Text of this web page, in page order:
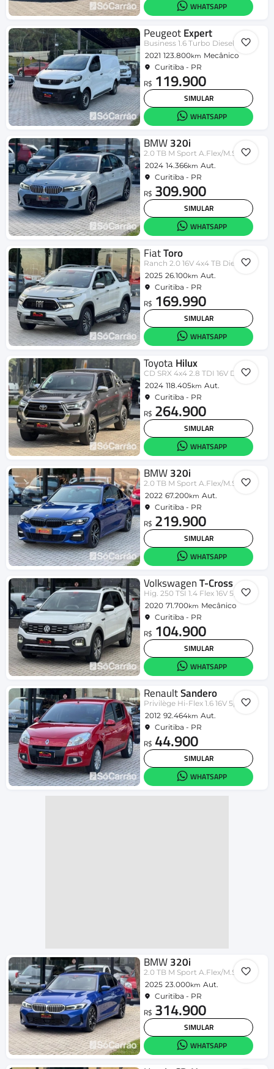
WHATSAPP
PeugeotExpert
Business 1.6 Turbo Diesel
2021 123.800km Mecânico
Curitiba - PR
R$ 119.900
SIMULAR
WHATSAPP
BMW320i
2.0 TB M Sport A.Flex/M.Sport 4p
2024 14.366km Aut.
Curitiba - PR
R$ 309.900
SIMULAR
WHATSAPP
FiatToro
Ranch 2.0 16V 4x4 TB Diesel Aut.
2025 26.100km Aut.
Curitiba - PR
R$ 169.990
SIMULAR
WHATSAPP
ToyotaHilux
CD SRX 4x4 2.8 TDI 16V Diesel Aut.
2024 118.405km Aut.
Curitiba - PR
R$ 264.900
SIMULAR
WHATSAPP
BMW320i
2.0 TB M Sport A.Flex/M.Sport 4p
2022 67.200km Aut.
Curitiba - PR
R$ 219.900
SIMULAR
WHATSAPP
VolkswagenT-Cross
Hig. 250 TSI 1.4 Flex 16V 5p Aut
2020 71.700km Mecânico
Curitiba - PR
R$ 104.900
SIMULAR
WHATSAPP
RenaultSandero
Privilège Hi-Flex 1.6 16V 5p Aut
2012 92.464km Aut.
Curitiba - PR
R$ 44.900
SIMULAR
WHATSAPP
BMW320i
2.0 TB M Sport A.Flex/M.Sport 4p
2025 23.000km Aut.
Curitiba - PR
R$ 314.900
SIMULAR
WHATSAPP